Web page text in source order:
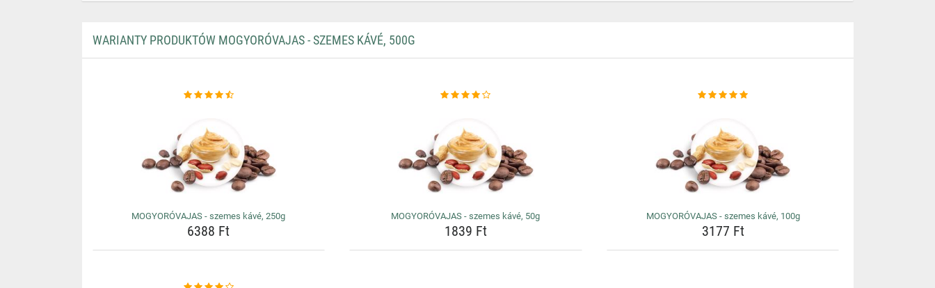
WARIANTY PRODUKTÓW MOGYORÓVAJAS - SZEMES KÁVÉ, 500G
MOGYORÓVAJAS - szemes kávé, 250g
6388 Ft
MOGYORÓVAJAS - szemes kávé, 50g
1839 Ft
MOGYORÓVAJAS - szemes kávé, 100g
3177 Ft